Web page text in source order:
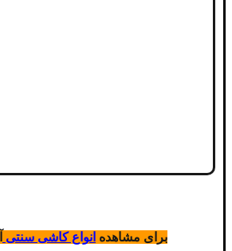
برای مشاهده انواع کاشی سنتی